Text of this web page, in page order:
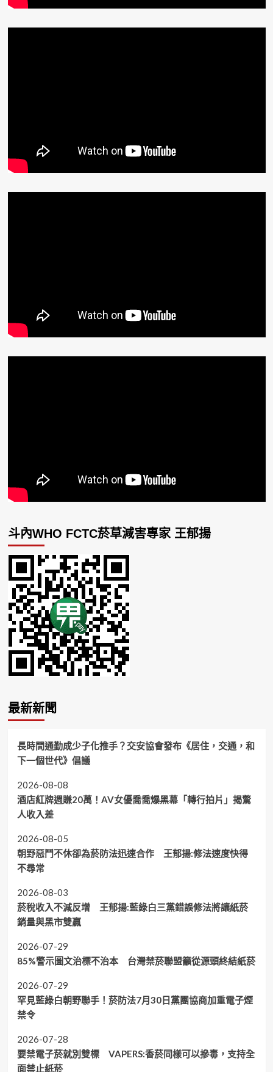
斗內WHO FCTC菸草減害專家 王郁揚
最新新聞
長時間通勤成少子化推手？交安協會發布《居住，交通，和
下一個世代》倡議
2026-08-08
酒店紅牌週賺20萬！AV女優喬喬爆黑幕「轉行拍片」揭驚
人收入差
2026-08-05
朝野惡鬥不休卻為菸防法迅速合作 王郁揚:修法速度快得
不尋常
2026-08-03
菸稅收入不減反增 王郁揚:藍綠白三黨錯誤修法將讓紙菸
銷量與黑市雙贏
2026-07-29
85%警示圖文治標不治本 台灣禁菸聯盟籲從源頭終結紙菸
2026-07-29
罕見藍綠白朝野聯手！菸防法7月30日黨團協商加重電子煙
禁令
2026-07-28
要禁電子菸就別雙標 VAPERS:香菸同樣可以摻毒，支持全
面禁止紙菸